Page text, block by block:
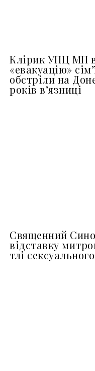
Клірик УПЦ МП
«евакуацію»
обстріли на
років вʼязниці
Священний
відставку
тлі